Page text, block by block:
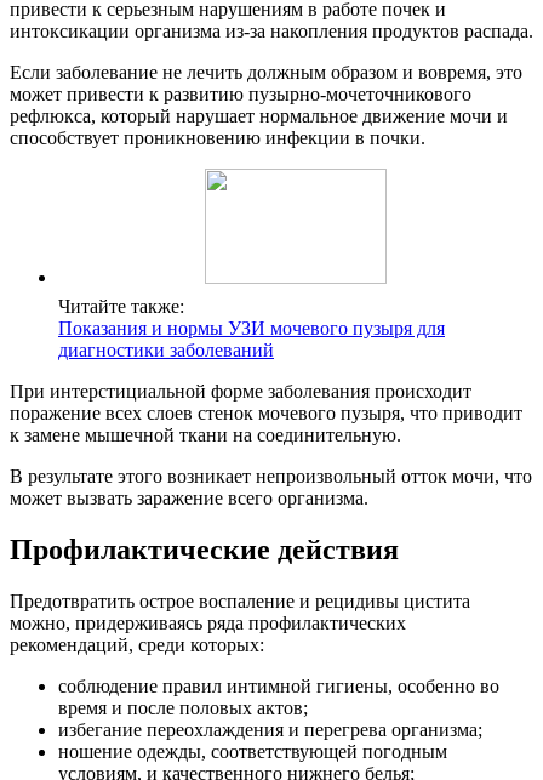
привести к серьезным нарушениям в работе почек и
интоксикации организма из-за накопления продуктов распада.
Если заболевание не лечить должным образом и вовремя, это
может привести к развитию пузырно-мочеточникового
рефлюкса, который нарушает нормальное движение мочи и
способствует проникновению инфекции в почки.
Читайте также:
Показания и нормы УЗИ мочевого пузыря для
диагностики заболеваний
При интерстициальной форме заболевания происходит
поражение всех слоев стенок мочевого пузыря, что приводит
к замене мышечной ткани на соединительную.
В результате этого возникает непроизвольный отток мочи, что
может вызвать заражение всего организма.
Профилактические действия
Предотвратить острое воспаление и рецидивы цистита
можно, придерживаясь ряда профилактических
рекомендаций, среди которых:
соблюдение правил интимной гигиены, особенно во
время и после половых актов;
избегание переохлаждения и перегрева организма;
ношение одежды, соответствующей погодным
условиям, и качественного нижнего белья;